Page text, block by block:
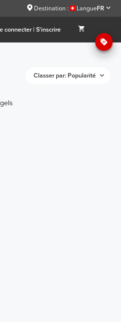
Destination : LangueFR
connecter | S'inscrire
Classer par: Popularité